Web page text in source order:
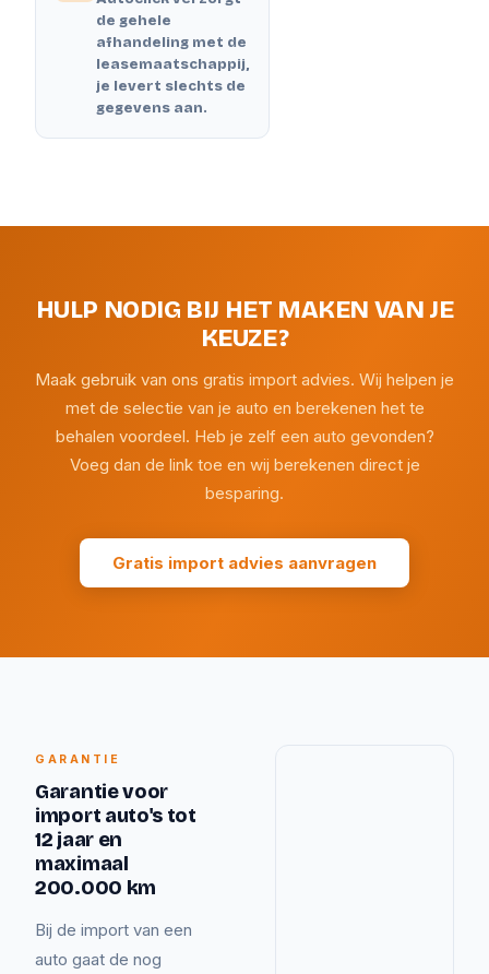
de gehele
afhandeling met de
leasemaatschappij,
je levert slechts de
gegevens aan.
HULP NODIG BIJ HET MAKEN VAN JE
KEUZE?
Maak gebruik van ons gratis import advies. Wij helpen je
met de selectie van je auto en berekenen het te
behalen voordeel. Heb je zelf een auto gevonden?
Voeg dan de link toe en wij berekenen direct je
besparing.
Gratis import advies aanvragen
GARANTIE
Garantie voor
import auto's tot
12 jaar en
maximaal
200.000 km
Bij de import van een
auto gaat de nog